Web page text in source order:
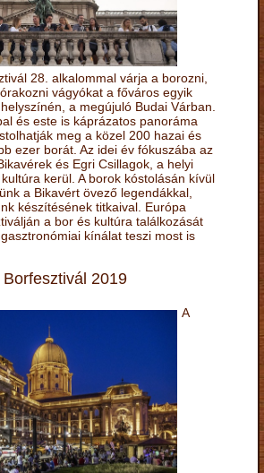
28. alkalommal várja a borozni,
vágyókat a főváros egyik
a megújuló Budai Várban.
és este is káprázatos panoráma
meg a közel 200 hazai és
ezer borát. Az idei év fókuszába az
és Egri Csillagok, a helyi
kerül. A borok kóstolásán kívül
a Bikavért övező legendákkal,
készítésének titkaival. Európa
a bor és kultúra találkozását
kínálat teszi most is
2019
A